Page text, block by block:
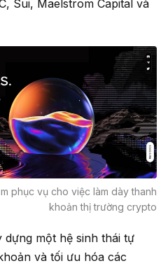
Sui, Maelstrom Capital và
phục vụ cho việc làm dày thanh
khoản thị trường crypto
dựng một hệ sinh thái tự
và tối ưu hóa các